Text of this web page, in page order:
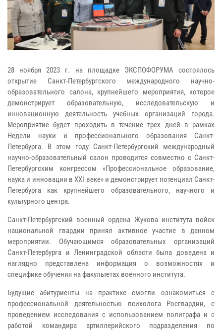
28 ноября 2023 г. на площадке ЭКСПОФОРУМА состоялось
открытие Санкт-Петербургского международного научно-
образовательного салона, крупнейшего мероприятия, которое
демонстрирует образовательную, исследовательскую и
инновационную деятельность учебных организаций города.
Мероприятие будет проходить в течение трех дней в рамках
Недели науки и профессионального образования Санкт-
Петербурга. В этом году Санкт-Петербургский международный
научно-образовательный салон проводится совместно с Санкт-
Петербургским конгрессом «Профессиональное образование,
наука и инновации в XXI веке» и демонстрирует потенциал Санкт-
Петербурга как крупнейшего образовательного, научного и
культурного центра.
Санкт-Петербургский военный ордена Жукова института войск
национальной гвардии принял активное участие в данном
мероприятии. Обучающимся образовательных организаций
Санкт-Петербурга и Ленинградской области была доведена и
наглядно представлена информация о возможностях и
специфике обучения на факультетах военного института.
Будущие абитуриенты на практике смогли ознакомиться с
профессиональной деятельностью психолога Росгвардии, с
проведением исследования с использованием полиграфа и с
работой командира артиллерийского подразделения по